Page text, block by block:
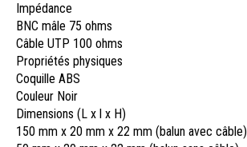
Impédance
BNC mâle 75 ohms
Câble UTP 100 ohms
Propriétés physiques
Coquille ABS
Couleur Noir
Dimensions (L x l x H)
150 mm x 20 mm x 22 mm (balun avec câble)